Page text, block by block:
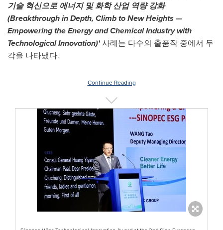
기술 혁신으로 에너지 및 화학 산업 역량 강화
(Breakthrough in Depth, Climb to New Heights —
Empowering the Energy and Chemical Industry with
Technological Innovation)'사례는 다수의 출품작 중에서 두
각을 나타냈다.
Continue Reading